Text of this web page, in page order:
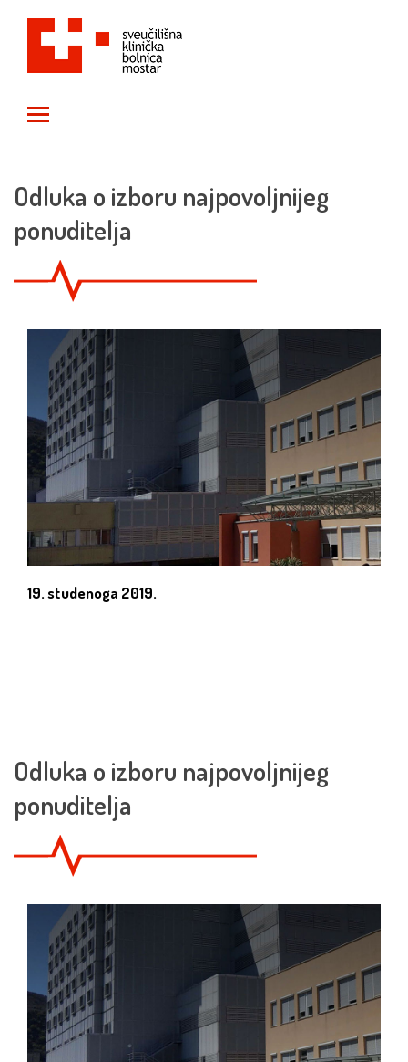
Odluka o izboru najpovoljnijeg
ponuditelja
19. studenoga 2019.
Odluka o izboru najpovoljnijeg
ponuditelja